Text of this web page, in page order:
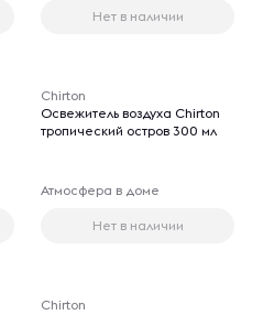
Нет в наличии
Chirton
Освежитель воздуха Chirton
тропический остров 300 мл
Атмосфера в доме
Нет в наличии
Chirton